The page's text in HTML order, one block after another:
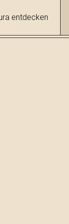
entdecken